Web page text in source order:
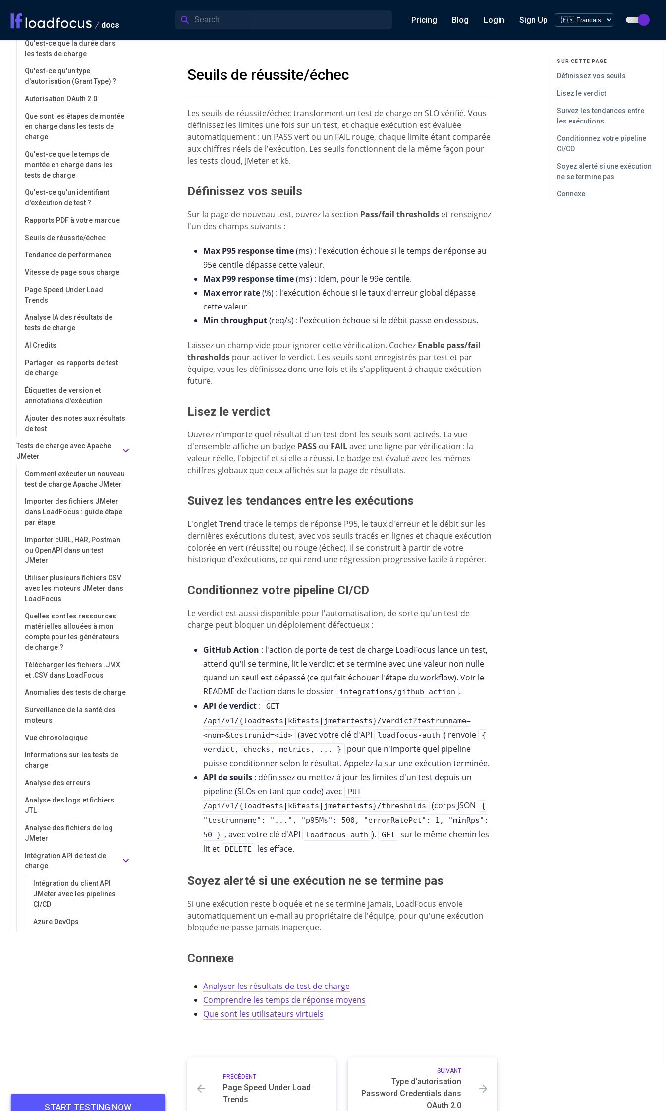
docs
Pricing Blog Login Sign Up
?
Qu'est-ce que la durée dans
les tests de charge
Qu'est-ce qu'un type
d'autorisation (Grant Type) ?
Autorisation OAuth 2.0
Que sont les étapes de montée
en charge dans les tests de
charge
Qu'est-ce que le temps de
montée en charge dans les
tests de charge
Qu'est-ce qu'un identifiant
d'exécution de test ?
Rapports PDF à votre marque
Seuils de réussite/échec
Tendance de performance
Vitesse de page sous charge
Page Speed Under Load
Trends
Analyse IA des résultats de
tests de charge
AI Credits
Partager les rapports de test
de charge
Étiquettes de version et
annotations d'exécution
Ajouter des notes aux résultats
de test
Tests de charge avec Apache
JMeter
Comment exécuter un nouveau
test de charge Apache JMeter
Importer des fichiers JMeter
dans LoadFocus : guide étape
par étape
Importer cURL, HAR, Postman
ou OpenAPI dans un test
JMeter
Utiliser plusieurs fichiers CSV
avec les moteurs JMeter dans
LoadFocus
Quelles sont les ressources
matérielles allouées à mon
compte pour les générateurs
de charge ?
Télécharger les fichiers .JMX
et .CSV dans LoadFocus
Anomalies des tests de charge
Surveillance de la santé des
moteurs
Vue chronologique
Informations sur les tests de
charge
Analyse des erreurs
Analyse des logs et fichiers
JTL
Analyse des fichiers de log
JMeter
Intégration API de test de
charge
Intégration du client API
JMeter avec les pipelines
CI/CD
Azure DevOps
START TESTING NOW
Seuils de réussite/échec
Les seuils de réussite/échec transforment un test de charge en SLO vérifié. Vous
définissez les limites une fois sur un test, et chaque exécution est évaluée
automatiquement : un PASS vert ou un FAIL rouge, chaque limite étant comparée
aux chiffres réels de l'exécution. Les seuils fonctionnent de la même façon pour
les tests cloud, JMeter et k6.
Définissez vos seuils
Sur la page de nouveau test, ouvrez la section Pass/fail thresholdset renseignez
l'un des champs suivants :
Max P95 response time(ms) : l'exécution échoue si le temps de réponse au
95e centile dépasse cette valeur.
Max P99 response time(ms) : idem, pour le 99e centile.
Max error rate(%) : l'exécution échoue si le taux d'erreur global dépasse
cette valeur.
Min throughput(req/s) : l'exécution échoue si le débit passe en dessous.
Laissez un champ vide pour ignorer cette vérification. Cochez Enable pass/fail
thresholdspour activer le verdict. Les seuils sont enregistrés par test et par
équipe, vous les définissez donc une fois et ils s'appliquent à chaque exécution
future.
Lisez le verdict
Ouvrez n'importe quel résultat d'un test dont les seuils sont activés. La vue
d'ensemble affiche un badge PASSou FAILavec une ligne par vérification : la
valeur réelle, l'objectif et si elle a réussi. Le badge est évalué avec les mêmes
chiffres globaux que ceux affichés sur la page de résultats.
Suivez les tendances entre les exécutions
L'ongletTrend trace le temps de réponse P95, le taux d'erreur et le débit sur les
dernières exécutions du test, avec vos seuils tracés en lignes et chaque exécution
colorée en vert (réussite) ou rouge (échec). Il se construit à partir de votre
historique d'exécutions, ce qui rend une régression progressive facile à repérer.
Conditionnez votre pipeline CI/CD
Le verdict est aussi disponible pour l'automatisation, de sorte qu'un test de
charge peut bloquer un déploiement défectueux :
GitHub Action : l'action de porte de test de charge LoadFocus lance un test,
attend qu'il se termine, lit le verdict et se termine avec une valeur non nulle
quand un seuil est dépassé (ce qui fait échouer l'étape du workflow). Voir le
README de l'action dans le dossier
integrations/github-action .
API de verdict:
GET
/api/v1/{loadtests|k6tests|jmetertests}/verdict?testrunname=
<nom>&testrunid=<id>
(avec votre clé d'API loadfocus-auth ) renvoie
{
verdict, checks, metrics, ... }
pour que n'importe quel pipeline
puisse conditionner selon le résultat. Appelez-la sur une exécution terminée.
API de seuils: définissez ou mettez à jour les limites d'un test depuis un
pipeline (SLOs en tant que code) avec
PUT
/api/v1/{loadtests|k6tests|jmetertests}/thresholds
(corps JSON
{
"testrunname": "...", "p95Ms": 500, "errorRatePct": 1, "minRps":
50 } , avec votre clé d'API loadfocus-auth ). GET
sur le même chemin les
lit et
DELETE les efface.
Soyez alerté si une exécution ne se termine pas
Si une exécution reste bloquée et ne se termine jamais, LoadFocus envoie
automatiquement un e-mail au propriétaire de l'équipe, pour qu'une exécution
bloquée ne passe jamais inaperçue.
Connexe
Analyser les résultats de test de charge
Comprendre les temps de réponse moyens
Que sont les utilisateurs virtuels
PRÉCÉDENT
Page Speed Under Load
Trends
SUIVANT
Type d'autorisation
Password Credentials dans
OAuth 2.0
SUR CETTE PAGE
Définissez vos seuils
Lisez le verdict
Suivez les tendances entre
les exécutions
Conditionnez votre pipeline
CI/CD
Soyez alerté si une exécution
ne se termine pas
Connexe